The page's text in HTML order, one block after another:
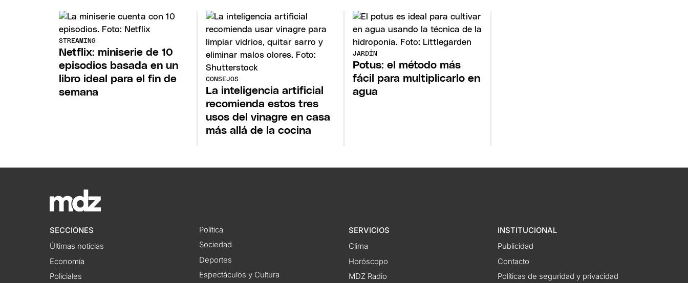
STREAMING
Netflix: miniserie de 10
episodios basada en un
libro ideal para el fin de
semana
CONSEJOS
La inteligencia artificial
recomienda estos tres
usos del vinagre en casa
más allá de la cocina
JARDÍN
Potus: el método más
fácil para multiplicarlo en
agua
SECCIONES
Últimas noticias
Economía
Policiales
Política
Sociedad
Deportes
Espectáculos y Cultura
SERVICIOS
Clima
Horóscopo
MDZ Radio
INSTITUCIONAL
Publicidad
Contacto
Políticas de seguridad y privacidad